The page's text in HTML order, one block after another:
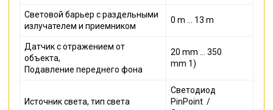
Световой барьер с раздельными
излучателем и приемником
0 m ... 13 m
Датчик с отражением от
объекта,
Подавление переднего фона
20 mm ... 350
mm 1)
Источник света, тип света
Светодиод
PinPoint /